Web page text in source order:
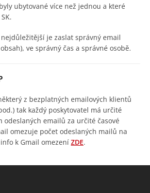
ubytované více než jednou a které
je zaslat správný email
ve správný čas a správné osobě.
z bezplatných emailových klientů
tak každý poskytovatel má určité
odeslaných emailů za určité časové
omezuje počet odeslaných mailů na
k Gmail omezení ZDE.